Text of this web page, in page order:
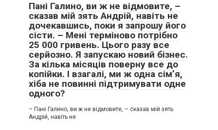
Це був найважчий вечір у моєму житті. Були крики,
погрози, навіть спроби просити пробачення з боку Ігоря,
коли він зрозумів, що реально може залишитися ні з чим.
Він раптом згадав про дітей, про наші роки, про те, що “біс
поплутав”. Але я була непохитна.
Коли за ними зачинилися ворота, в будинку настала така
тиша, що я чула власне дихання. Я сіла на диван і просто
дивилася в одну точку. Перемога не принесла радості,
вона принесла пустку. Але це була чиста пустка, на якій
можна було починати щось нове.
Пані Галино, ви ж не відмовите, –
сказав мій зять Андрій, навіть не
дочекавшись, поки я запрошу його
сісти. – Мені терміново потрібно
25 000 гривень. Цього разу все
серйозно. Я запускаю новий бізнес.
За кілька місяців поверну все до
копійки. І взагалі, ми ж одна сім’я,
хіба не повинні підтримувати одне
одного?
– Пані Галино, ви ж не відмовите, – сказав мій зять
Андрій, навіть не